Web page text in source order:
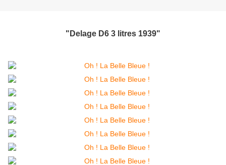
"Delage D6 3 litres 1939"